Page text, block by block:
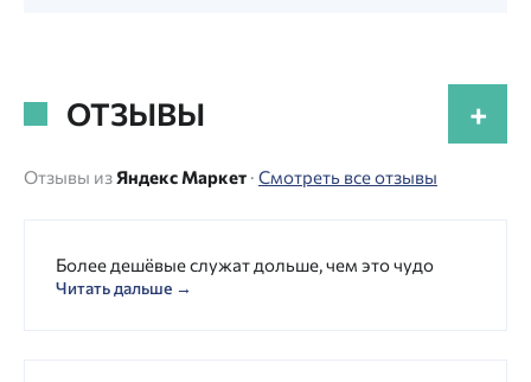
ОТЗЫВЫ +
Отзывы из Яндекс Маркет · Смотреть все отзывы
Более дешёвые служат дольше, чем это чудо
Читать дальше →